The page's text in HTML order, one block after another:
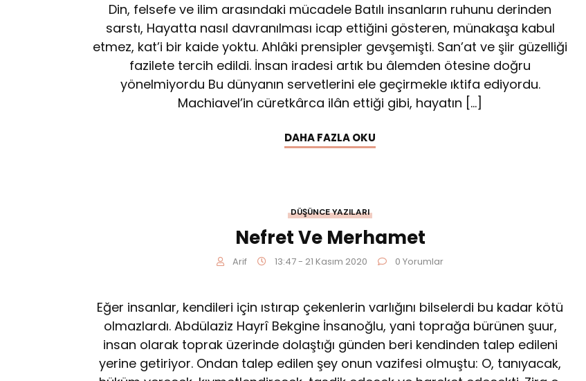
Din, felsefe ve ilim arasındaki mücadele Batılı insanların ruhunu derinden
sarstı, Hayatta nasıl davranılması icap ettiğini gösteren, münakaşa kabul
etmez, kat’i bir kaide yoktu. Ahlâki prensipler gevşemişti. San’at ve şiir güzelliği
fazilete tercih edildi. İnsan iradesi artık bu âlemden ötesine doğru
yönelmiyordu Bu dünyanın servetlerini ele geçirmekle ıktifa ediyordu.
Machiavel’in cüretkârca ilân ettiği gibi, hayatın […]
DAHA FAZLA OKU
DÜŞÜNCE YAZILARI
Nefret Ve Merhamet
Arif 13:47 - 21 Kasım 2020 0 Yorumlar
Eğer insanlar, kendileri için ıstırap çekenle­rin varlığını bilselerdi bu kadar kötü
olmaz­lardı. Abdülaziz Hayrî Bekgine İnsanoğlu, yani toprağa bürünen şuur,
insan olarak toprak üze­rinde dolaştığı günden beri kendinden talep edileni
yerine getiriyor. Ondan talep edilen şey onun vazifesi olmuştu: O, tanıyacak,